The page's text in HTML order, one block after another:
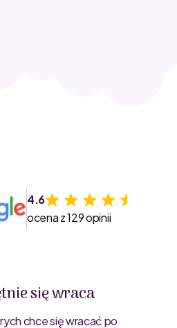
4.6
ocena z 129 opinii
się wraca
chce się wracać po